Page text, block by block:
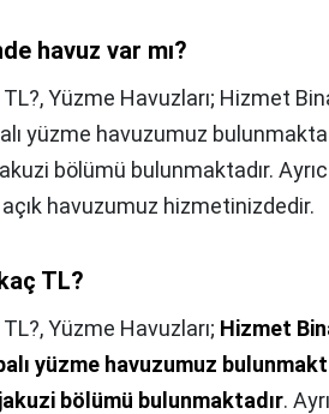
havuz var mı?
Yüzme Havuzları; Hizmet
yüzme havuzumuz
bölümü bulunmaktadır.
havuzumuz hizmetinizdedir.
TL?
Yüzme Havuzları; Hizmet
yüzme havuzumuz
bölümü bulunmaktadır.